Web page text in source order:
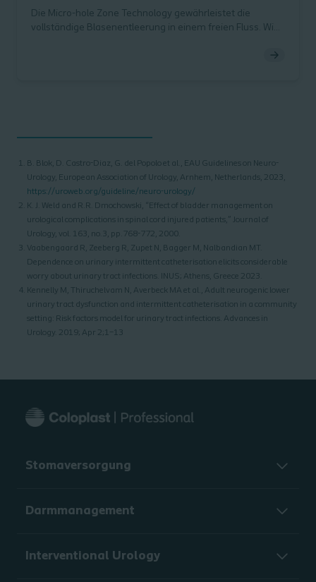
Die Micro-hole Zone Technology gewährleistet die
vollständige Blasenentleerung in einem freien Fluss. Wie
B. Blok, D. Castro-Diaz, G. del Popolo et al., EAU Guidelines on Neuro-
Urology, European Association of Urology, Arnhem, Netherlands, 2023,
https://uroweb.org/guideline/neuro-urology/
K. J. Weld and R.R. Dmochowski, “Effect of bladder management on
urological complications in spinal cord injured patients,” Journal of
Urology, vol. 163, no.3, pp.768-772, 2000.
Vaabengaard R, Zeeberg R, Zupet N, Bagger M, Nalbandian MT.
Dependence on urinary intermittent catheterisation elicits considerable
worry about urinary tract infections. INUS; Athens, Greece 2023.
Kennelly M, Thiruchelvam N, Averbeck MA et al., Adult neurogenic lower
urinary tract dysfunction and intermittent catheterisation in a community
setting: Risk factors model for urinary tract infections. Advances in
Urology. 2019; Apr 2;1–13
Stomaversorgung
Darmmanagement
Interventional Urology